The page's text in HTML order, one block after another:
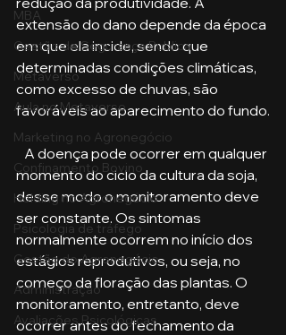
MBA
Gestão de Segurança Publica
Metaverso
Aula no Metaverso
Marketing no Agronegócio
Confinamento Bovino
Holding no Agronegócio
Psicologia de tráfego
Gestão do Agronegócio
Administração
Avaliações Psicológicas
extensão do dano depende da época
em que ela incide, sendo que
determinadas condições climáticas,
como excesso de chuvas, são
favoráveis ao aparecimento do fundo.
momento do ciclo da cultura da soja,
desse modo o monitoramento deve
ser constante. Os sintomas
normalmente ocorrem no início dos
estágios reprodutivos, ou seja, no
começo da floração das plantas. O
monitoramento, entretanto, deve
ocorrer antes do fechamento da